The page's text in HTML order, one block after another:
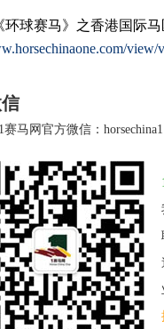
环球赛马》之香港国际
view/
赛马网官方微信：